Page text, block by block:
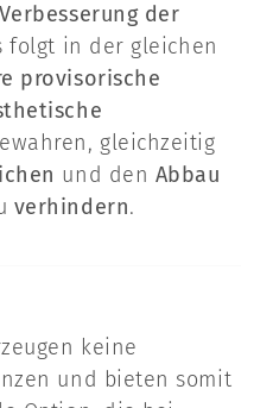
der
folgt in der gleichen
provisorische
gleichzeitig
und den Abbau
verhindern.
keine
und bieten somit